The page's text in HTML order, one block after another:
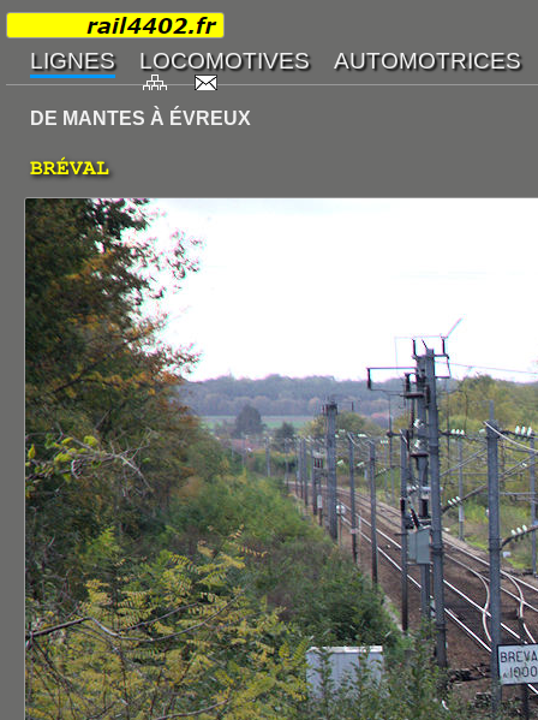
DE MANTES À ÉVREUX
BRÉVAL